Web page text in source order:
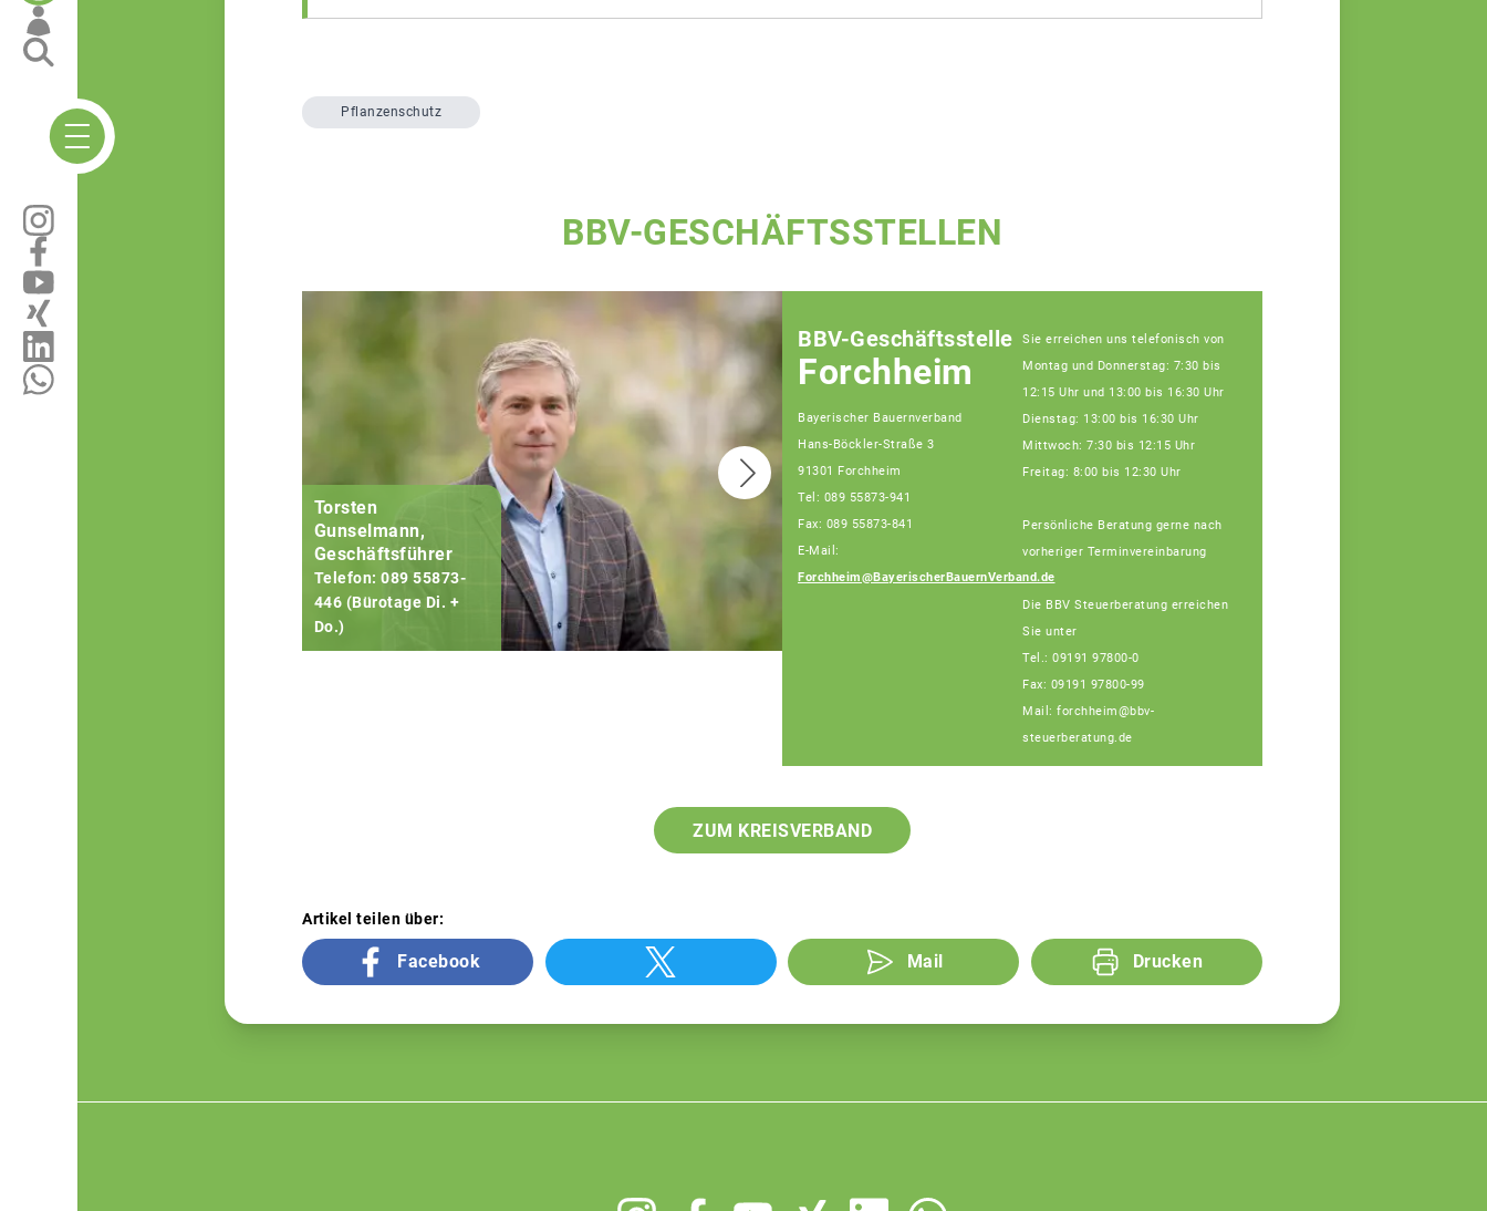
Pflanzenschutz
BBV-GESCHÄFTSSTELLEN
Torsten
Gunselmann,
Geschäftsführer
Telefon: 089 55873-
446 (Bürotage Di. +
Do.)
Joachim Grau,
Fachberater
Telefon: 089 55873-
BBV-Geschäftsstelle
Forchheim
Bayerischer Bauernverband
Hans-Böckler-Straße 3
91301 Forchheim
Tel: 089 55873-941
Fax: 089 55873-841
E-Mail:
Forchheim@BayerischerBauernVerband.de
Sie erreichen uns telefonisch von
Montag und Donnerstag: 7:30 bis
12:15 Uhr und 13:00 bis 16:30 Uhr
Dienstag: 13:00 bis 16:30 Uhr
Mittwoch: 7:30 bis 12:15 Uhr
Freitag: 8:00 bis 12:30 Uhr
Persönliche Beratung gerne nach
vorheriger Terminvereinbarung
Die BBV Steuerberatung erreichen
Sie unter
Tel.: 09191 97800-0
Fax: 09191 97800-99
Mail: forchheim@bbv-
steuerberatung.de
ZUM KREISVERBAND
Artikel teilen über:
Facebook Mail Drucken